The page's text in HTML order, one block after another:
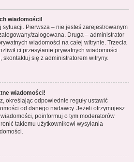
wiadomości!
sytuacji. Pierwsza – nie jesteś zarejestrowanym
zalogowana. Druga – administrator
wiadomości na całej witrynie. Trzecia
ci przesyłanie prywatnych wiadomości.
się z administratorem witryny.
wiadomości!
określając odpowiednie reguły ustawić
od danego nadawcy. Jeżeli otrzymujesz
poinformuj o tym moderatorów
takiemu użytkownikowi wysyłania